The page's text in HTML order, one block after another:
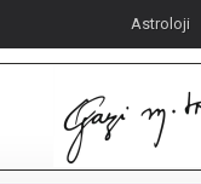
Astroloji